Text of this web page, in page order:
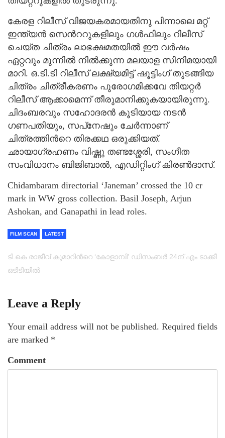
കേരള റിലീസ് വിജയകരമായതിനു പിന്നാലെ മറ്റ്
ഇന്ത്യന്‍ സെന്‍ററുകളിലും ഗള്‍ഫിലും റിലീസ്
ചെയ്ത ചിത്രം ലാഭക്ഷമതയില്‍ ഈ വര്‍ഷം
ഏറ്റവും മുന്നില്‍ നില്‍ക്കുന്ന മലയാള സിനിമയായി
മാറി. ഒ.ടി.ടി റിലീസ് ലക്ഷ്യമിട്ട് ഷൂട്ടിംഗ് തുടങ്ങിയ
ചിത്രം ചിത്രീകരണം പുരോഗമിക്കവേ തിയറ്റര്‍
റിലീസ് ആക്കാമെന്ന് തീരുമാനിക്കുകയായിരുന്നു.
ചിദംബരവും സഹോദരന്‍ കൂടിയായ നടന്‍
ഗണപതിയും, സപ്‌നേഷും ചേര്‍ന്നാണ്
ചിത്രത്തിന്‍റെ തിരക്കഥ ഒരുക്കിയത്.
ഛായാഗ്രഹണം വിഷ്ണു തണ്ടശ്ശേരി, സംഗീത
സംവിധാനം ബിജിബാല്‍, എഡിറ്റിംഗ് കിരണ്‍ദാസ്.
Chidambaram directorial ‘Janeman’ crossed the 10 cr
mark in WW gross collection. Basil Joseph, Arjun
Ashokan, and Ganapathi in lead roles.
FILM SCAN LATEST
ടി.കെ രാജീവ് കുമാറിന്‍റെ ‘കോളാമ്പി’ ഡിസംബർ 24ന് എം ടാക്കീ
ഒടിടിയിൽ
Leave a Reply
Your email address will not be published. Required fields
are marked *
Comment